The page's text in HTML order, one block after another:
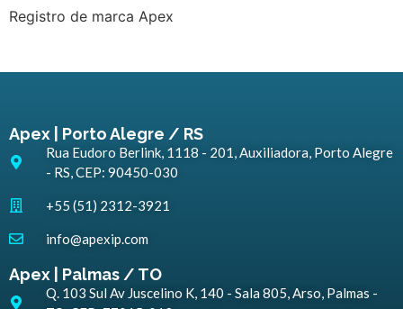
Registro de marca Apex
Apex | Porto Alegre / RS
Rua Eudoro Berlink, 1118 - 201, Auxiliadora, Porto Alegre
- RS, CEP: 90450-030
+55 (51) 2312-3921
info@apexip.com
Apex | Palmas / TO
Q. 103 Sul Av Juscelino K, 140 - Sala 805, Arso, Palmas -